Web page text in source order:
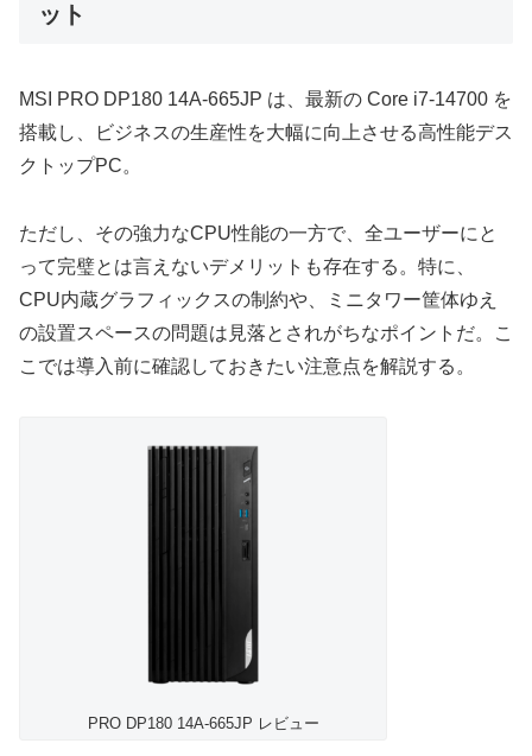
ット
MSI PRO DP180 14A-665JP は、最新の Core i7-14700 を
搭載し、ビジネスの生産性を大幅に向上させる高性能デス
クトップPC。
ただし、その強力なCPU性能の一方で、全ユーザーにと
って完璧とは言えないデメリットも存在する。特に、
CPU内蔵グラフィックスの制約や、ミニタワー筐体ゆえ
の設置スペースの問題は見落とされがちなポイントだ。こ
こでは導入前に確認しておきたい注意点を解説する。
PRO DP180 14A-665JP レビュー